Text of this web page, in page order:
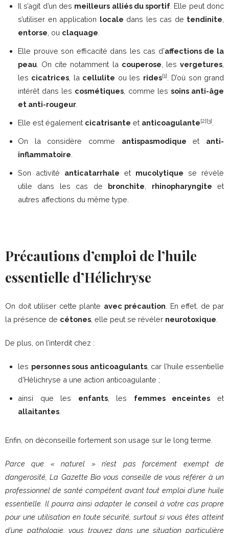
Il s’agit d’un des meilleurs alliés du sportif. Elle peut donc
s’utiliser en application locale dans les cas de tendinite,
entorse, ou claquage.
Elle prouve son efficacité dans les cas d’affections de la
peau. On cite notamment la couperose, lesvergetures,
les cicatrices, la cellulite ou les rides[1] . D’où son grand
intérêt dans les cosmétiques, comme les soins anti-âge
et anti-rougeur.
Elle est également cicatrisante et anticoagulante [2][3] .
On la considère comme antispasmodique et anti-
inflammatoire.
Son activité anticatarrhale et mucolytique se révèle
utile dans les cas de
bronchite, rhinopharyngite et
autres affections du même type.
Précautions d’emploi de l’huile
essentielle d’Hélichryse
On doit utiliser cette plante avec précaution. En effet, de par
la présence de cétones, elle peut se révéler neurotoxique.
De plus, on l’interdit chez :
les personnes sous anticoagulants, car l’huile essentielle
d’Hélichryse a une action anticoagulante ;
ainsi que les enfants, les femmes enceintes et
allaitantes.
Enfin, on déconseille fortement son usage sur le long terme.
Parce que « naturel » n’est pas forcément exempt de
dangerosité, La Gazette Bio vous conseille de vous référer à un
professionnel de santé compétent avant tout emploi d’une huile
essentielle. Il pourra ainsi adapter le conseil à votre cas propre
pour une utilisation en toute sécurité, surtout si vous êtes atteint
d’une pathologie, vous trouvez dans une situation particulière